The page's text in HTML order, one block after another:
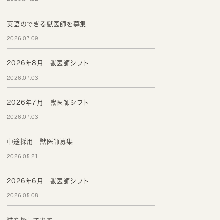
英語のできる獣医師を募集
2026.07.09
2026年8月 獣医師シフト
2026.07.03
2026年7月 獣医師シフト
2026.07.03
中途採用 獣医師募集
2026.05.21
2026年6月 獣医師シフト
2026.05.08